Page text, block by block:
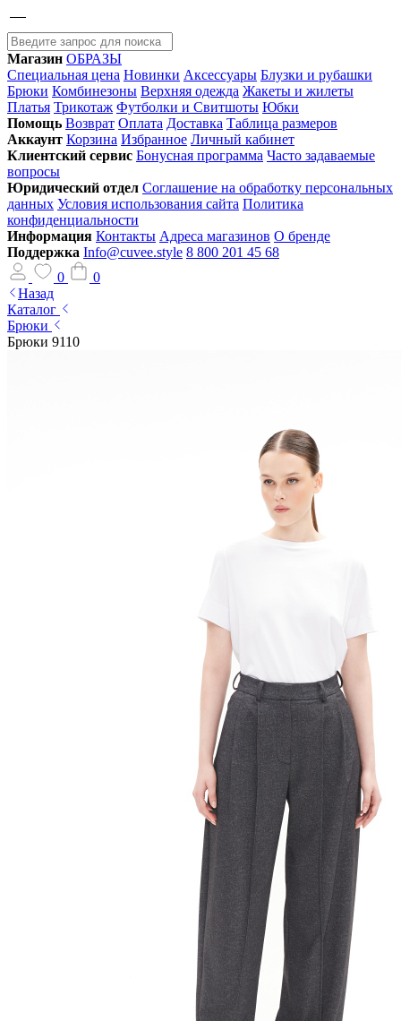
Магазин ОБРАЗЫ
Специальная цена Новинки Аксессуары Блузки и рубашки
Брюки Комбинезоны Верхняя одежда Жакеты и жилеты
Платья Трикотаж Футболки и Свитшоты Юбки
Помощь Возврат Оплата Доставка Таблица размеров
Аккаунт Корзина Избранное Личный кабинет
Клиентский сервис Бонусная программа Часто задаваемые
вопросы
Юридический отдел Соглашение на обработку персональных
данных Условия использования сайта Политика
конфиденциальности
Информация Контакты Адреса магазинов О бренде
Поддержка Info@cuvee.style 8 800 201 45 68
0
0
Назад
Каталог
Брюки
Брюки 9110